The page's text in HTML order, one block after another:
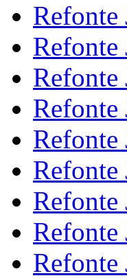
Refonte
Refonte
Refonte
Refonte
Refonte
Refonte
Refonte
Refonte
Refonte